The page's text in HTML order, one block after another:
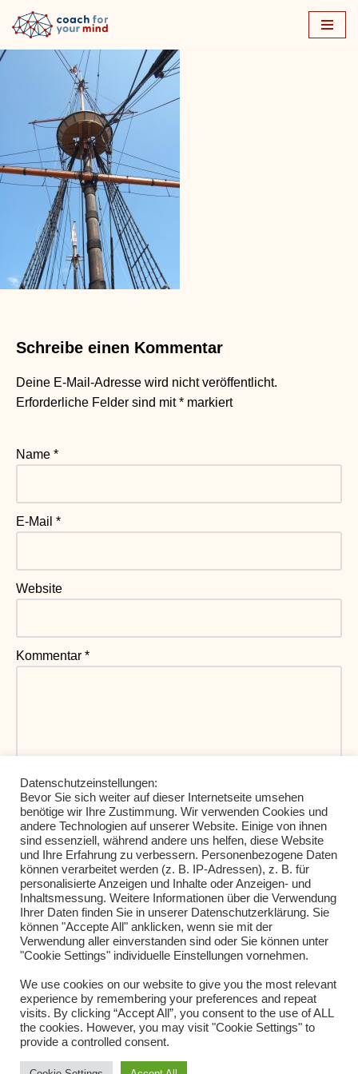
Schreibe einen Kommentar
Deine E-Mail-Adresse wird nicht veröffentlicht.
Erforderliche Felder sind mit* markiert
Name *
E-Mail *
Website
Kommentar *
Meinen Namen, meine E-Mail-Adresse und meine
Website in diesem Browser für die nächste
Kommentierung speichern.
Impressum Datenschutz AGB Seminare
Datenschutzeinstellungen:
Bevor Sie sich weiter auf dieser Internetseite umsehen
benötige wir Ihre Zustimmung. Wir verwenden Cookies und
andere Technologien auf unserer Website. Einige von ihnen
sind essenziell, während andere uns helfen, diese Website
und Ihre Erfahrung zu verbessern. Personenbezogene Daten
können verarbeitet werden (z. B. IP-Adressen), z. B. für
personalisierte Anzeigen und Inhalte oder Anzeigen- und
Inhaltsmessung. Weitere Informationen über die Verwendung
Ihrer Daten finden Sie in unserer Datenschutzerklärung. Sie
können "Accepte All" anklicken, wenn sie mit der
Verwendung aller einverstanden sind oder Sie können unter
"Cookie Settings" individuelle Einstellungen vornehmen.
We use cookies on our website to give you the most relevant
experience by remembering your preferences and repeat
visits. By clicking “Accept All”, you consent to the use of ALL
the cookies. However, you may visit "Cookie Settings" to
provide a controlled consent.